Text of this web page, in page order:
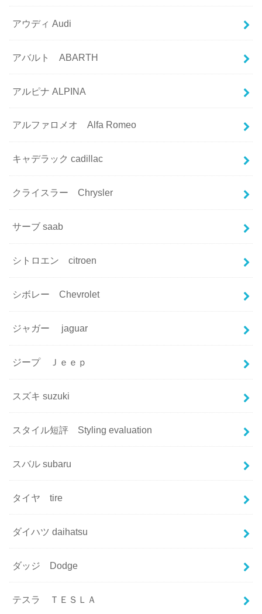
アウディ Audi
アバルト ABARTH
アルピナ ALPINA
アルファロメオ Alfa Romeo
キャデラック cadillac
クライスラー Chrysler
サーブ saab
シトロエン citroen
シボレー Chevrolet
ジャガー jaguar
ジープ Ｊｅｅｐ
スズキ suzuki
スタイル短評 Styling evaluation
スバル subaru
タイヤ tire
ダイハツ daihatsu
ダッジ Dodge
テスラ ＴＥＳＬＡ